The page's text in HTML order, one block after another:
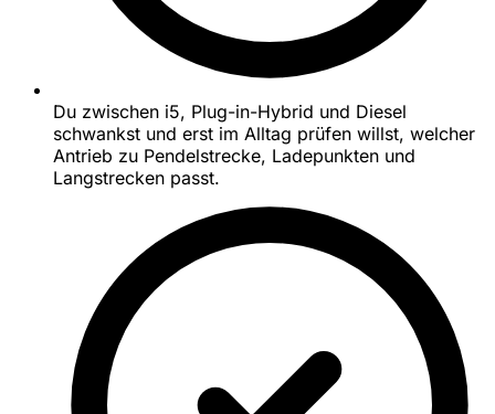
Du zwischen i5, Plug-in-Hybrid und Diesel
schwankst und erst im Alltag prüfen willst, welcher
Antrieb zu Pendelstrecke, Ladepunkten und
Langstrecken passt.